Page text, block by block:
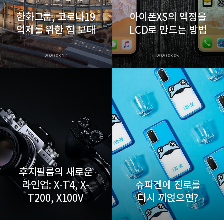
한화그룹, 코로나19
억제를 위한 힘 보태
2020.03.12
아이폰XS의 액정을
LCD로 만드는 방법
2020.03.05
후지필름의 새로운
라인업: X-T4, X-
T200, X100V
슈피겐에 진로를
다시 끼얹으면?